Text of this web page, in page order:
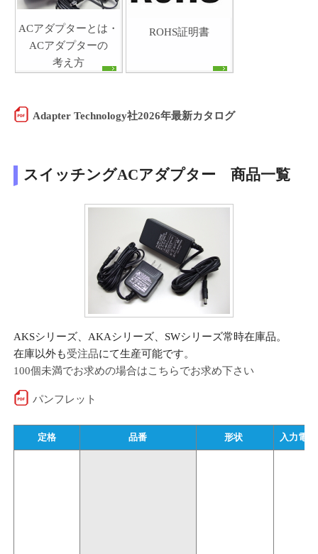
ACアダプターとは・
ACアダプターの
考え方
ROHS証明書
Adapter Technology社2026年最新カタログ
スイッチングACアダプター 商品一覧
AKSシリーズ、AKAシリーズ、SWシリーズ常時在庫品。
在庫以外も受注品にて生産可能です。
100個未満でお求めの場合はこちらでお求め下さい
パンフレット
定格 品番 形状 入力電